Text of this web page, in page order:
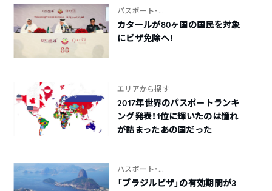
パスポート・...
カタールが80ヶ国の国民を対象
にビザ免除へ！
エリアから探す
2017年世界のパスポートランキ
ング発表！1位に輝いたのは憧れ
が詰まったあの国だった
パスポート・...
「ブラジルビザ」の有効期間が3